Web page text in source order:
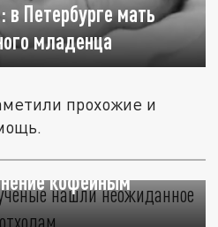
Петербурге мать
младенца
прохожие и
учёные нашли
кофейным